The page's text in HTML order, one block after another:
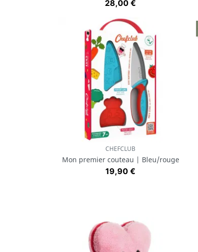
Prix
28,00 €
Aperçu rapide
CHEFCLUB
Mon premier couteau | Bleu/rouge
Prix
19,90 €